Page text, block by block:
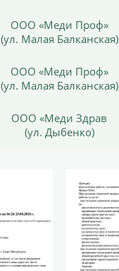
ООО «Меди Проф»
(ул. Малая Балканская)
ООО «Меди Проф»
(ул. Малая Балканская)
ООО «Меди Здрав
(ул. Дыбенко)